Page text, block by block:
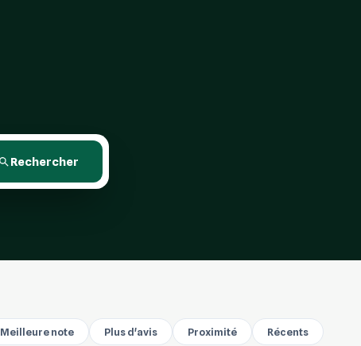
Rechercher
Meilleure note Plus d'avis Proximité Récents